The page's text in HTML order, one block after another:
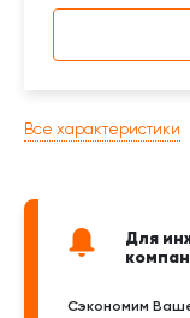
Все характеристики
Для
Сэкономим